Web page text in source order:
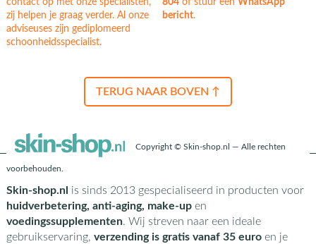
contact op met onze specialisten,
zij helpen je graag verder. Al onze
adviseuses zijn gediplomeerd
schoonheidsspecialist.
804 of stuur eenWhatsApp
bericht.
TERUG NAAR BOVEN ↑
Copyright © Skin-shop.nl — Alle rechten
voorbehouden.
Skin-shop.nl is sinds 2013 gespecialiseerd in producten voor
huidverbetering, anti-aging, make-upen
voedingssupplementen. Wij streven naar een ideale
gebruikservaring, verzending is gratis vanaf 35 euroen je